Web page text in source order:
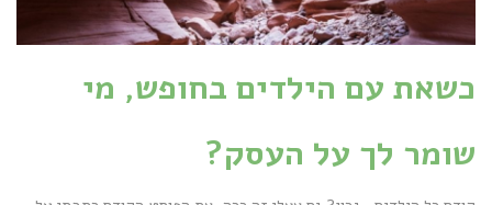
כשאת עם הילדים בחופש, מי
שומר לך על העסק?